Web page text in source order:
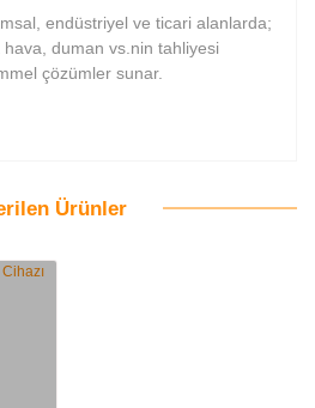
endüstriyel ve ticari alanlarda;
duman vs.nin tahliyesi
çözümler sunar.
Ürünler